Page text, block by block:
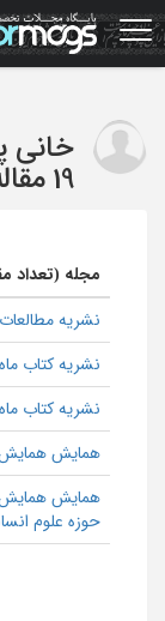
Skip
to
main
خانی
19 مقاله
مجله (تعداد
نشریه مطالعات
نشریه کتاب ماه
نشریه کتاب ماه
همایش هما‌یش‌
همایش همایش
حوزه علوم انسانی اسلامی (با تأکید بر نقد